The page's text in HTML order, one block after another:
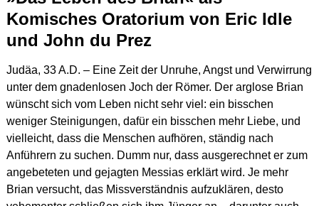
Komisches Oratorium von Eric Idle
und John du Prez
Judäa, 33 A.D. – Eine Zeit der Unruhe, Angst und Verwirrung
unter dem gnadenlosen Joch der Römer. Der arglose Brian
wünscht sich vom Leben nicht sehr viel: ein bisschen
weniger Steinigungen, dafür ein bisschen mehr Liebe, und
vielleicht, dass die Menschen aufhören, ständig nach
Anführern zu suchen. Dumm nur, dass ausgerechnet er zum
angebeteten und gejagten Messias erklärt wird. Je mehr
Brian versucht, das Missverständnis aufzuklären, desto